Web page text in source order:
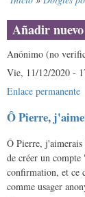
enlaces
de
ayuda
a
la
navegación
Añadir
Anónimo (no
Vie, 11/12/2020 -
Enlace permanente
Ô Pierre,
Ô Pierre, j'aimerais
de créer un
confirmation, et ce
comme usager